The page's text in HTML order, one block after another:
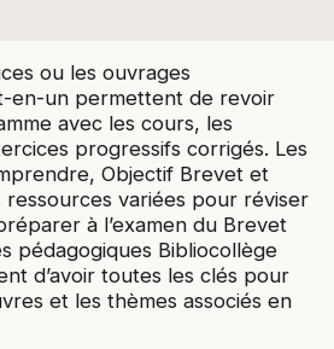
ou les ouvrages
en-un permettent de revoir
avec les cours, les
progressifs corrigés. Les
Objectif Brevet et
variées pour réviser
à l’examen du Brevet
pédagogiques Bibliocollège
d’avoir toutes les clés pour
et les thèmes associés en